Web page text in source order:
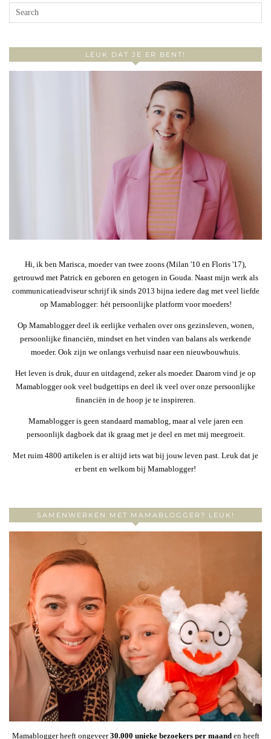
LEUK DAT JE ER BENT!
Hi, ik ben Marisca, moeder van twee zoons (Milan '10 en Floris '17),
getrouwd met Patrick en geboren en getogen in Gouda. Naast mijn werk als
communicatieadviseur schrijf ik sinds 2013 bijna iedere dag met veel liefde
op Mamablogger: hét persoonlijke platform voor moeders!
Op Mamablogger deel ik eerlijke verhalen over ons gezinsleven, wonen,
persoonlijke financiën, mindset en het vinden van balans als werkende
moeder. Ook zijn we onlangs verhuisd naar een nieuwbouwhuis.
Het leven is druk, duur en uitdagend, zeker als moeder. Daarom vind je op
Mamablogger ook veel budgettips en deel ik veel over onze persoonlijke
financiën in de hoop je te inspireren.
Mamablogger is geen standaard mamablog, maar al vele jaren een
persoonlijk dagboek dat ik graag met je deel en met mij meegroeit.
Met ruim 4800 artikelen is er altijd iets wat bij jouw leven past. Leuk dat je
er bent en welkom bij Mamablogger!
SAMENWERKEN MET MAMABLOGGER? LEUK!
Mamablogger heeft ongeveer30.000 unieke bezoekers per maanden heeft